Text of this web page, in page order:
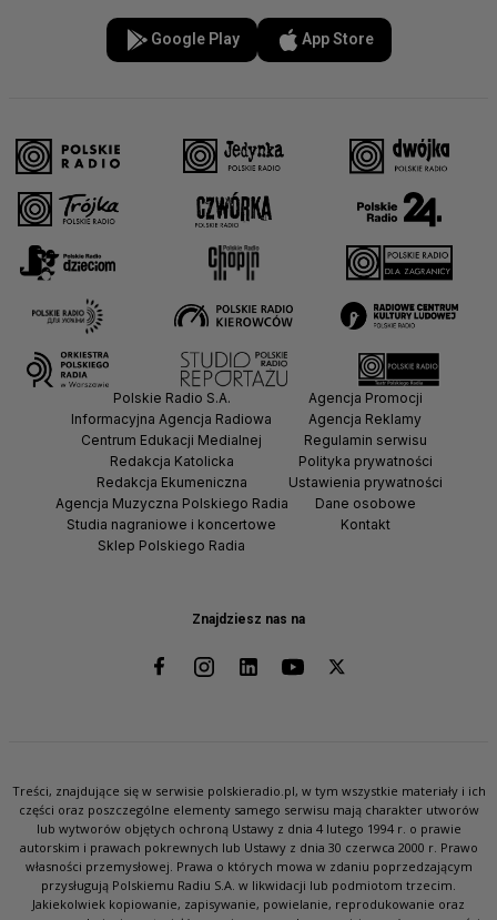
Google Play App Store
Znajdziesz nas na
Polskie Radio S.A.
Informacyjna Agencja Radiowa
Centrum Edukacji Medialnej
Redakcja Katolicka
Redakcja Ekumeniczna
Agencja Muzyczna Polskiego Radia
Studia nagraniowe i koncertowe
Sklep Polskiego Radia
Agencja Promocji
Agencja Reklamy
Regulamin serwisu
Polityka prywatności
Ustawienia prywatności
Dane osobowe
Kontakt
Treści, znajdujące się w serwisie polskieradio.pl, w tym wszystkie materiały i ich
części oraz poszczególne elementy samego serwisu mają charakter utworów
lub wytworów objętych ochroną Ustawy z dnia 4 lutego 1994 r. o prawie
autorskim i prawach pokrewnych lub Ustawy z dnia 30 czerwca 2000 r. Prawo
własności przemysłowej. Prawa o których mowa w zdaniu poprzedzającym
przysługują Polskiemu Radiu S.A. w likwidacji lub podmiotom trzecim.
Jakiekolwiek kopiowanie, zapisywanie, powielanie, reprodukowanie oraz